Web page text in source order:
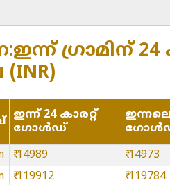
ഗ്രാമിന് 24
ഇന്ന് 24 കാരറ്റ്
ഗോൾഡ്
ഇന്നലെ
₹ 14989 ₹ 14973
₹ 119912 ₹ 119784